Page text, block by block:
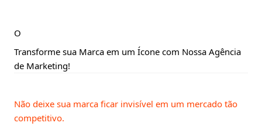
O
Transforme sua Marca em um Ícone com Nossa Agência
de Marketing!
Não deixe sua marca ficar invisível em um mercado tão
competitivo.